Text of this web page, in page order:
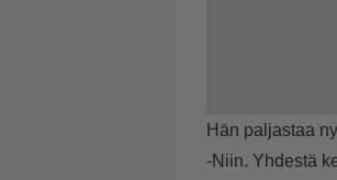
Hän paljastaa
-Niin. Yhdestä